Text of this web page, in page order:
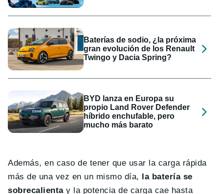
Baterías de sodio, ¿la próxima
gran evolución de los Renault
Twingo y Dacia Spring?
BYD lanza en Europa su
propio Land Rover Defender
híbrido enchufable, pero
mucho más barato
Además, en caso de tener que usar la carga rápida
más de una vez en un mismo día,
la batería se
sobrecalientay la potencia de carga cae hasta